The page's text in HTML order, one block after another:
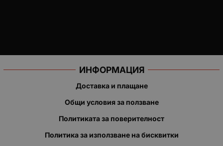
ИНФОРМАЦИЯ
Доставка и плащане
Общи условия за ползване
Политиката за поверителност
Политика за използване на бисквитки